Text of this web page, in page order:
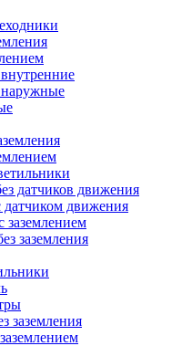
датчиков движения
движения
заземлением
заземления
заземления